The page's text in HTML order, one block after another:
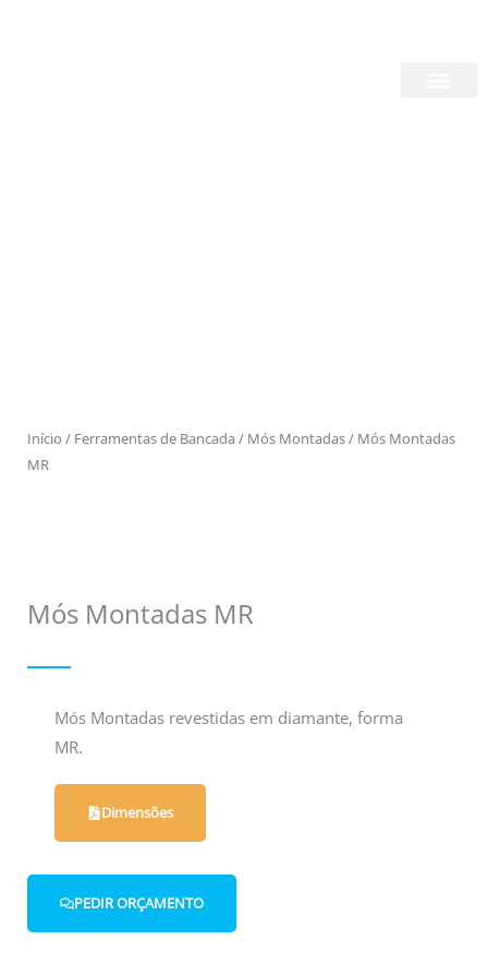
Início / Ferramentas de Bancada / Mós Montadas/ Mós Montadas
MR
Mós Montadas MR
Mós Montadas revestidas em diamante, forma
MR.
Dimensões
PEDIR ORÇAMENTO